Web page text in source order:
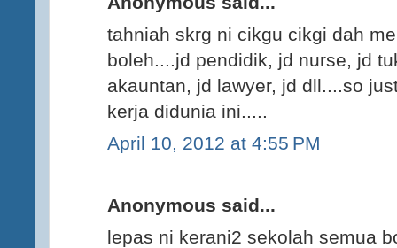
tahniah skrg ni cikgu cikgi dah
boleh....jd pendidik, jd nurse, jd
akauntan, jd lawyer, jd dll....so
kerja didunia ini.....
April 10, 2012 at 4:55 PM
Anonymous said...
lepas ni kerani2 sekolah semua